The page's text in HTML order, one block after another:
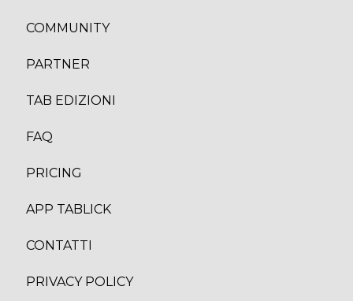
COMMUNITY
PARTNER
TAB EDIZIONI
FAQ
PRICING
APP TABLICK
CONTATTI
PRIVACY POLICY